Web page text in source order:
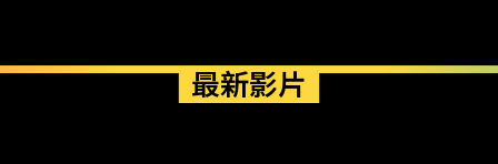
最新影片